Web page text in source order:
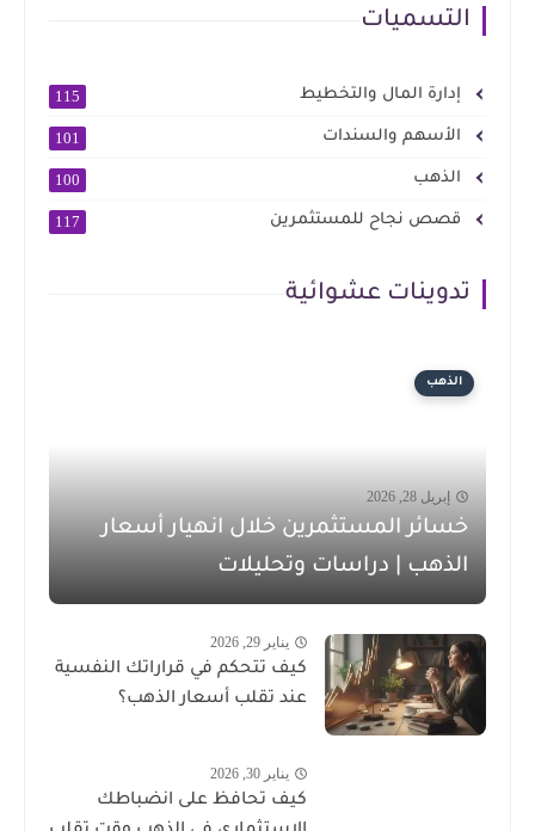
التسميات
إدارة المال والتخطيط 115
الأسهم والسندات 101
الذهب 100
قصص نجاح للمستثمرين 117
تدوينات عشوائية
الذهب
إبريل 28, 2026
خسائر المستثمرين خلال انهيار أسعار
الذهب | دراسات وتحليلات
يناير 29, 2026
كيف تتحكم في قراراتك النفسية
عند تقلب أسعار الذهب؟
يناير 30, 2026
كيف تحافظ على انضباطك